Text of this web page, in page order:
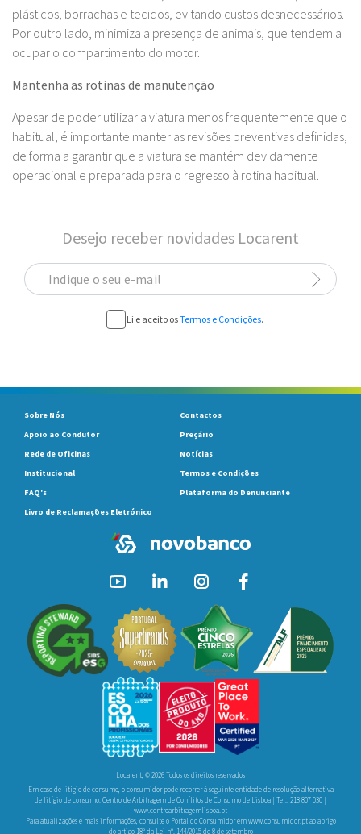
plásticos, borrachas e tecidos, evitando custos desnecessários.
Por outro lado, minimiza a presença de animais, que tendem a
ocupar o compartimento do motor.
Mantenha as rotinas de manutenção
Apesar de poder utilizar a viatura menos frequentemente que o
habitual, é importante manter as revisões preventivas definidas,
de forma a garantir que a viatura se mantém devidamente
operacional e preparada para o regresso à rotina habitual.
Desejo receber novidades Locarent
Indique o seu e-mail
Li e aceito osTermos e Condições.
Sobre Nós
Contactos
Apoio ao Condutor
Preçário
Rede de Oficinas
Notícias
Institucional
Termos e Condições
FAQ's
Plataforma do Denunciante
Livro de Reclamações Eletrónico
Locarent, © 2026 Todos os direitos reservados
Em caso de litígio de consumo, o consumidor pode recorrer à seguinte entidade de resolução alternativa
de litígio de consumo: Centro de Arbitragem de Conflitos de Consumo de Lisboa | Tel.: 218 807 030 |
www.centroarbitragemlisboa.pt
Para atualizações e mais informações, consulte o Portal do Consumidor emwww.consumidor.ptao abrigo
do artigo 18º da Lei nº. 144/2015 de 8 de setembro